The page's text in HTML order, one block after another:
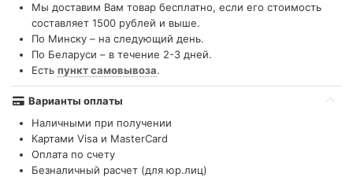
Мы доставим Вам товар бесплатно, если его стоимость
составляет 1500 рублей и выше.
По Минску – на следующий день.
По Беларуси – в течение 2-3 дней.
Есть пункт самовывоза.
Варианты оплаты
Наличными при получении
Картами Visa и MasterCard
Оплата по счету
Безналичный расчет (для юр.лиц)